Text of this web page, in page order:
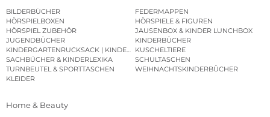
BILDERBÜCHER
FEDERMAPPEN
HÖRSPIELBOXEN
HÖRSPIELE & FIGUREN
HÖRSPIEL ZUBEHÖR
JAUSENBOX & KINDER LUNCHBOX
JUGENDBÜCHER
KINDERBÜCHER
KINDERGARTENRUCKSACK | KINDERGARTENBEUTEL
KUSCHELTIERE
SACHBÜCHER & KINDERLEXIKA
SCHULTASCHEN
TURNBEUTEL & SPORTTASCHEN
WEIHNACHTSKINDERBÜCHER
KLEIDER
Home & Beauty